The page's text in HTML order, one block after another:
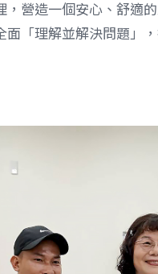
營造一個安心、舒適
「理解並解決問題」